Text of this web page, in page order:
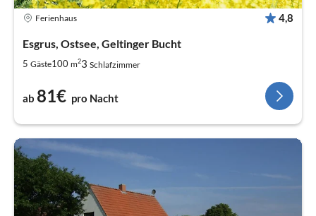
Ferienhaus 4,8
Esgrus, Ostsee, Geltinger Bucht
5 Gäste100 m23 Schlafzimmer
ab 81€ pro Nacht